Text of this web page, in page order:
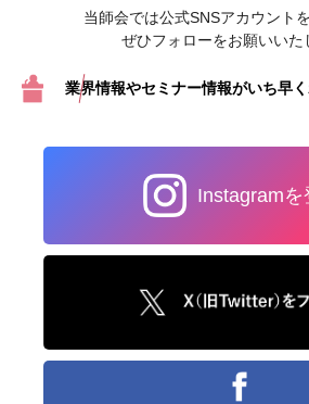
当師会では公式SNSアカウント
ぜひフォローをお願いいた
業界情報やセミナー情報がいち早
Instagramを